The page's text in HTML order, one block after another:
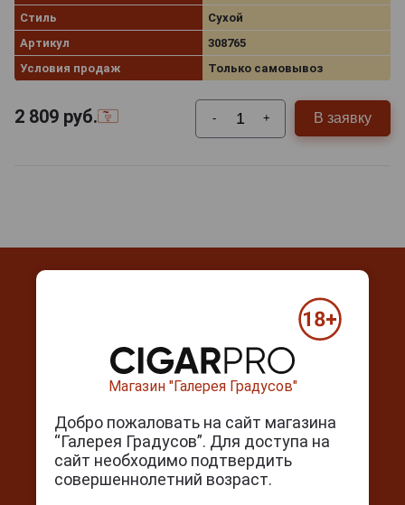
Стиль
Сухой
Артикул
308765
Условия продаж
Только самовывоз
2 809 руб. - + В заявку
Контакты
г. Москва, Серпуховский вал, д. 5
Ежедневно с 10:00 до 22:00
+7(495) 644-59-95
info@cigarpro.ru
Магазин "Галерея Градусов"
Добро пожаловать на сайт магазина
“Галерея Градусов”. Для доступа на
сайт необходимо подтвердить
совершеннолетний возраст.